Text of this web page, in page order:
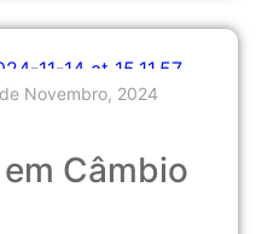
Novembro, 2024
Câmbio